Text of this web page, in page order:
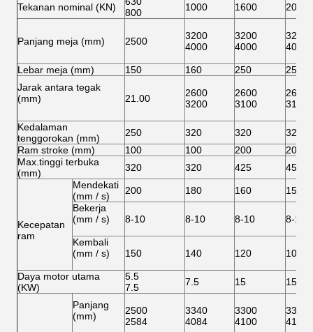
Lebar meja (mm) 150 160 250
250
3200
3100
3100
Kedalaman
tenggorokan (mm)
250 320 320
320
Ram stroke (mm)
Max.tinggi terbuka
320 320 425 450
Kecepatan
ram
Mendekati
(mm / s)
200 180 160
150
Bekerja
(mm / s)
8-10 8-10 8-10 8-10
Kembali
(mm / s)
150 140 120 100
Daya motor utama
(KW)
7.5
7.5 15 15
Secara
keseluruhan
Panjang
(mm)
2584
4084
4100
4100
Lebar
(mm)
1720
1850
1885 1950
1950
Tinggi
(mm)
2210
2510 2750 2750